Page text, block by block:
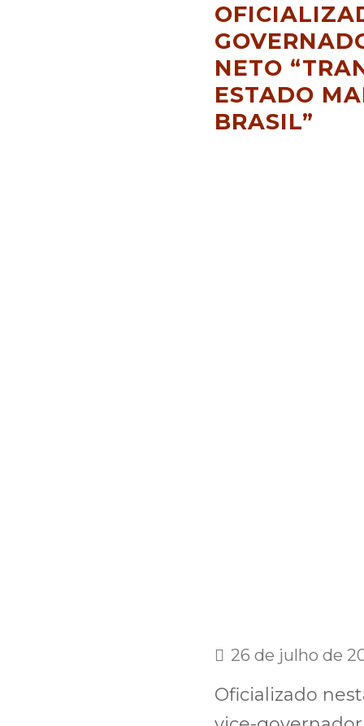
NETO
ESTADO
BRASIL”
26 de julho de
Oficializado